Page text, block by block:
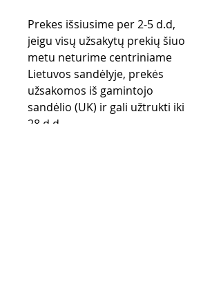
Prekes išsiusime per 2-5 d.d,
jeigu visų užsakytų prekių šiuo
metu neturime centriniame
Lietuvos sandėlyje, prekės
užsakomos iš gamintojo
sandėlio (UK) ir gali užtrukti iki
28 d.d.